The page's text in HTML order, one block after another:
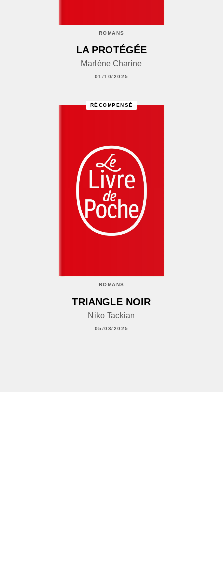
ROMANS
LA PROTÉGÉE
Marlène Charine
01/10/2025
RÉCOMPENSÉ
ROMANS
TRIANGLE NOIR
Niko Tackian
05/03/2025